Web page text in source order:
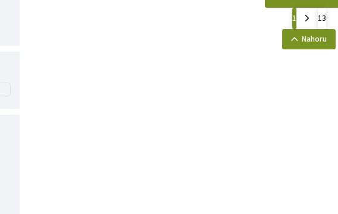
1
13
Nahoru